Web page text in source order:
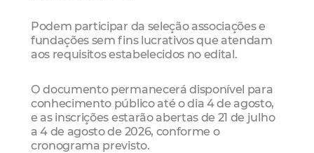
Podem participar da seleção associações e
fundações sem fins lucrativos que atendam
aos requisitos estabelecidos no edital.
O documento permanecerá disponível para
conhecimento público até o dia 4 de agosto,
e as inscrições estarão abertas de 21 de julho
a 4 de agosto de 2026, conforme o
cronograma previsto.